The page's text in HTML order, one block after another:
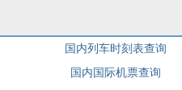
国内列车时刻表查询
国内国际机票查询